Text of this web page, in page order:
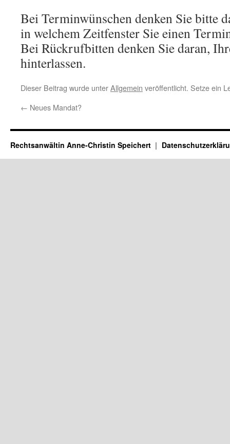
Bei Terminwünschen denken Sie bitte
in welchem Zeitfenster Sie einen
Bei Rückrufbitten denken Sie daran,
hinterlassen.
Dieser Beitrag wurde unterAllgemein veröffentlicht. Setze ein
← Neues Mandat?
Rechtsanwältin Anne-Christin Speichert